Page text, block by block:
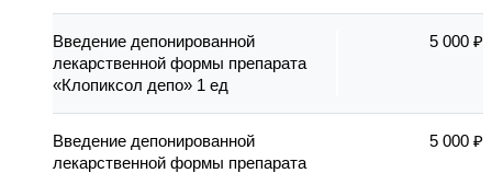
Введение депонированной
лекарственной формы препарата
«Клопиксол депо» 1 ед
5 000 ₽
Введение депонированной
лекарственной формы препарата
5 000 ₽